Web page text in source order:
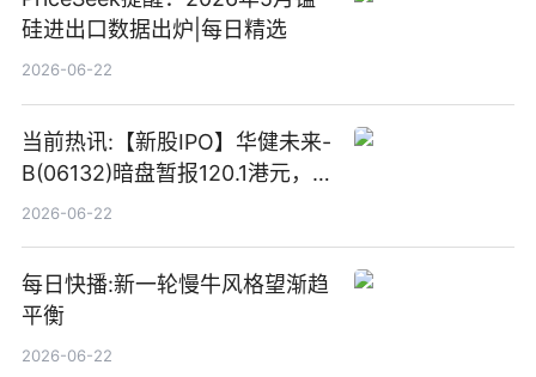
硅进出口数据出炉|每日精选
2026-06-22
当前热讯:【新股IPO】华健未来-
B(06132)暗盘暂报120.1港元，
较招股价高46.82%
2026-06-22
每日快播:新一轮慢牛风格望渐趋
平衡
2026-06-22